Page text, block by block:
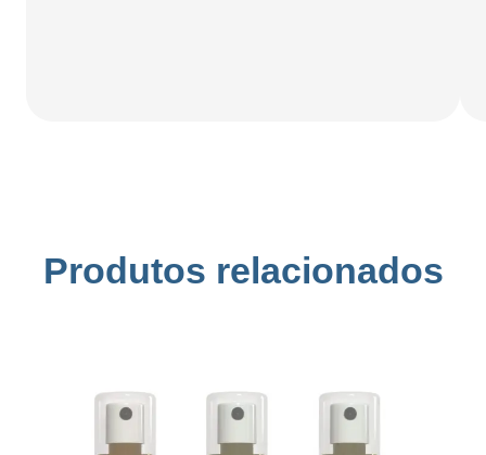
Produtos relacionados